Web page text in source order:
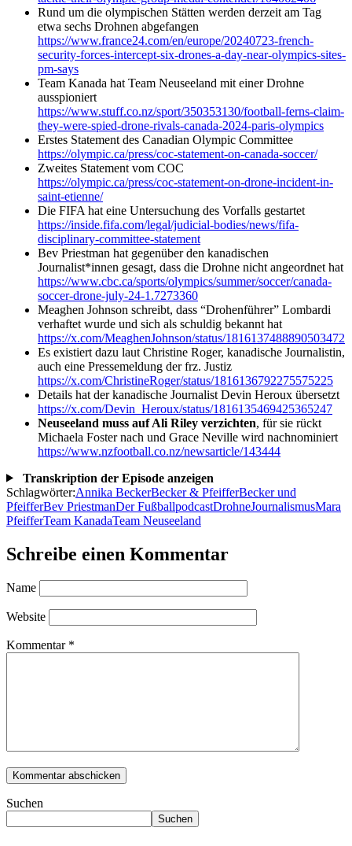
Rund um die olympischen Stätten werden derzeit am Tag
etwa sechs Drohnen abgefangen
https://www.france24.com/en/europe/20240723-french-
security-forces-intercept-six-drones-a-day-near-olympics-sites-
pm-says
Team Kanada hat Team Neuseeland mit einer Drohne
ausspioniert
https://www.stuff.co.nz/sport/350353130/football-ferns-claim-
they-were-spied-drone-rivals-canada-2024-paris-olympics
Erstes Statement des Canadian Olympic Committee
https://olympic.ca/press/coc-statement-on-canada-soccer/
Zweites Statement vom COC
https://olympic.ca/press/coc-statement-on-drone-incident-in-
saint-etienne/
Die FIFA hat eine Untersuchung des Vorfalls gestartet
https://inside.fifa.com/legal/judicial-bodies/news/fifa-
disciplinary-committee-statement
Bev Priestman hat gegenüber den kanadischen
Journalist*innen gesagt, dass die Drohne nicht angeordnet hat
https://www.cbc.ca/sports/olympics/summer/soccer/canada-
soccer-drone-july-24-1.7273360
Meaghen Johnson schreibt, dass “Drohenführer” Lombardi
verhaftet wurde und sich als schuldig bekannt hat
https://x.com/MeaghenJohnson/status/1816137488890503472
Es existiert dazu laut Christine Roger, kanadische Journalistin,
auch eine Pressemeldung der frz. Justiz
https://x.com/ChristineRoger/status/1816136792275575225
Details hat der kanadische Journalist Devin Heroux übersetzt
https://x.com/Devin_Heroux/status/1816135469425365247
Neuseeland muss auf Ali Riley verzichten, für sie rückt
Michaela Foster nach und Grace Neville wird nachnominiert
https://www.nzfootball.co.nz/newsarticle/143444
Transkription der Episode anzeigen
Schlagwörter:Annika BeckerBecker & PfeifferBecker und
PfeifferBev PriestmanDer FußballpodcastDrohneJournalismusMara
PfeifferTeam KanadaTeam Neuseeland
Schreibe einen Kommentar
Name
Website
Kommentar *
Suchen
Suchen